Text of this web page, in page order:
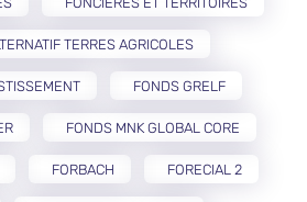
TERRES AGRICOLES
FONDS GRELF
FONDS MNK GLOBAL CORE
FORBACH FORECIAL 2